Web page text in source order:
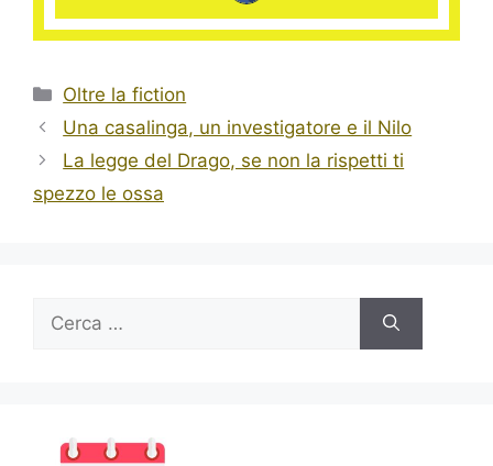
Categorie
Oltre la fiction
Una casalinga, un investigatore e il Nilo
La legge del Drago, se non la rispetti ti
spezzo le ossa
per: